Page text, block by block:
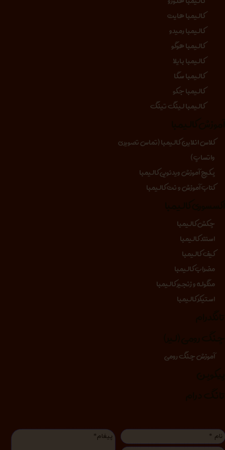
کالیمبا هایت
کالیمبا رمیدو
کالیمبا هوگو
کالیمبا بایلا
کالیمبا سگا
کالیمبا جکو
کالیمبا لینگ تینگ
کلاس انلاین کالیمبا (تماس تصویری
واتساپ)
پکیج آموزش ویدئویی کالیمبا
کتاب آموزش و نت کالیمبا
چکش کالیمبا
استند کالیمبا
کیف کالیمبا
مضراب کالیمبا
منگوله و زنجیر کالیمبا
استیکر کالیمبا
آموزش چنگ رومی